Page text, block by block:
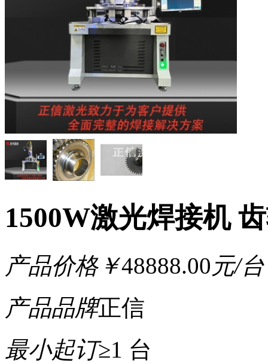
1500W激光焊接机
产品价格￥48888.00 元/台
产品品牌正信
最小起订≥1 台